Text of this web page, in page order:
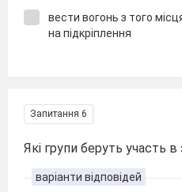
вести вогонь з того
на підкріплення
Запитання 6
Які групи беруть участь в
варіанти відповідей